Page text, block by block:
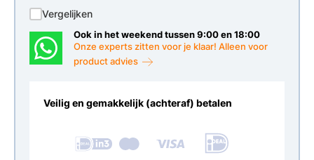
Vergelijken
Ook in het weekend tussen 9:00 en 18:00
Onze experts zitten voor je klaar! Alleen voor
product advies
Veilig en gemakkelijk (achteraf) betalen